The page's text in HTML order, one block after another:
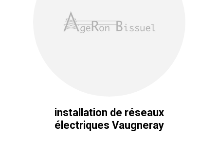
installation de réseaux
électriques Vaugneray